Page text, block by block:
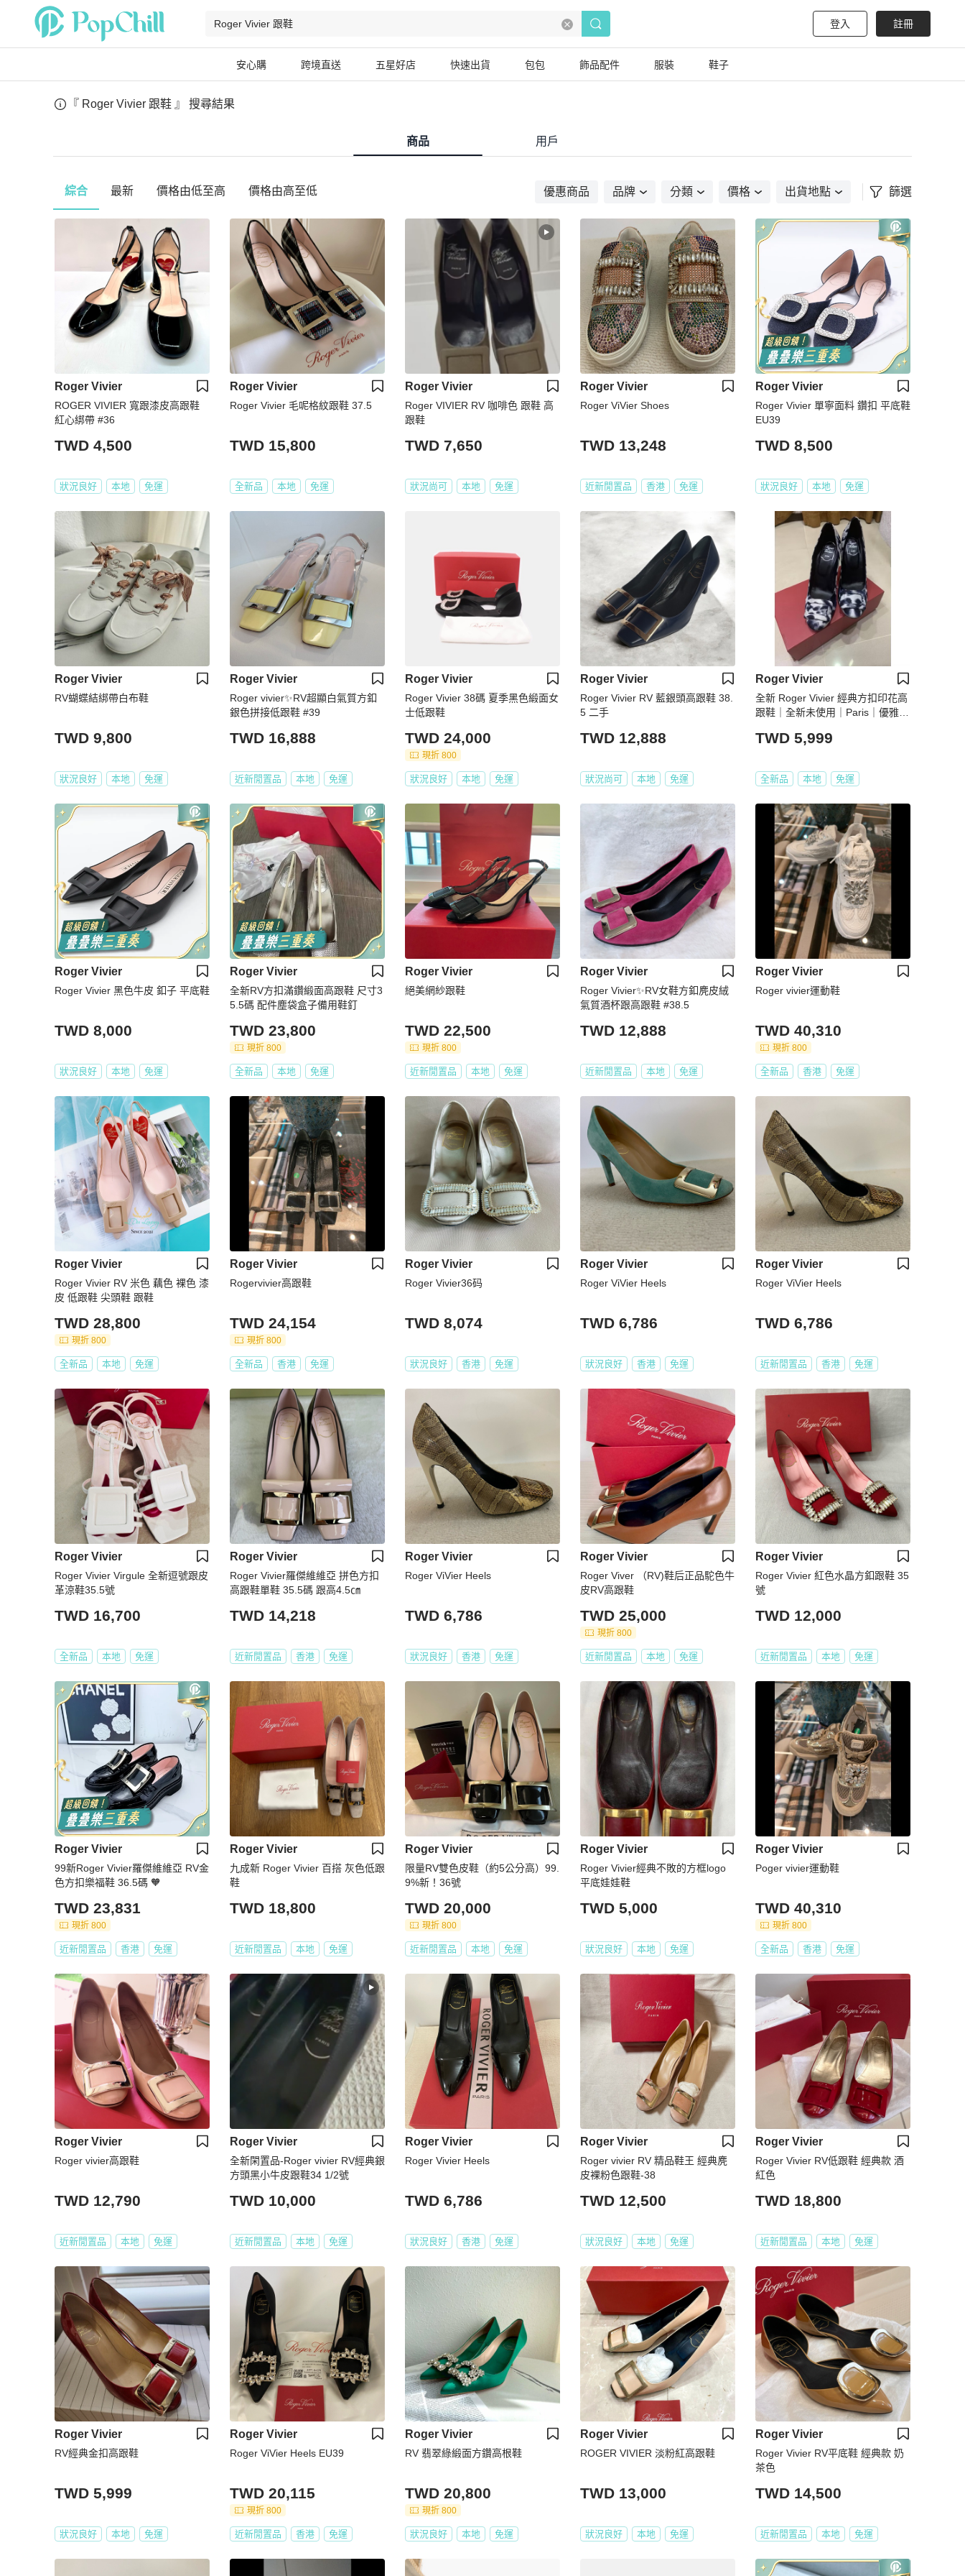
登入 註冊
安心購 跨境直送 五星好店 快速出貨 包包 飾品配件 服裝 鞋子
『 Roger Vivier 跟鞋 』 搜尋結果
商品 用戶
綜合 最新 價格由低至高 價格由高至低 優惠商品 品牌 分類 價格 出貨地點 篩選
Roger Vivier
ROGER VIVIER 寬跟漆皮高跟鞋
紅心綁帶 #36
TWD 4,500
狀況良好 本地 免運
Roger Vivier
Roger Vivier 毛呢格紋跟鞋 37.5
TWD 15,800
全新品 本地 免運
Roger Vivier
Roger VIVIER RV 咖啡色 跟鞋 高
跟鞋
TWD 7,650
狀況尚可 本地 免運
Roger Vivier
Roger ViVier Shoes
TWD 13,248
近新閒置品 香港 免運
Roger Vivier
Roger Vivier 單寧面料 鑽扣 平底鞋
EU39
TWD 8,500
狀況良好 本地 免運
Roger Vivier
RV蝴蝶結綁帶白布鞋
TWD 9,800
狀況良好 本地 免運
Roger Vivier
Roger vivier✨RV超顯白氣質方釦
銀色拼接低跟鞋 #39
TWD 16,888
近新閒置品 本地 免運
Roger Vivier
Roger Vivier 38碼 夏季黑色緞面女
士低跟鞋
TWD 24,000
現折 800
狀況良好 本地 免運
Roger Vivier
Roger Vivier RV 藍銀頭高跟鞋 38.
5 二手
TWD 12,888
狀況尚可 本地 免運
Roger Vivier
全新 Roger Vivier 經典方扣印花高
跟鞋｜全新未使用｜Paris｜優雅氣
TWD 5,999
全新品 本地 免運
Roger Vivier
Roger Vivier 黑色牛皮 釦子 平底鞋
TWD 8,000
狀況良好 本地 免運
Roger Vivier
全新RV方扣滿鑽緞面高跟鞋 尺寸3
5.5碼 配件塵袋盒子備用鞋釘
TWD 23,800
現折 800
全新品 本地 免運
Roger Vivier
絕美網紗跟鞋
TWD 22,500
現折 800
近新閒置品 本地 免運
Roger Vivier
Roger Vivier✨RV女鞋方釦麂皮絨
氣質酒杯跟高跟鞋 #38.5
TWD 12,888
近新閒置品 本地 免運
Roger Vivier
Roger vivier運動鞋
TWD 40,310
現折 800
全新品 香港 免運
Roger Vivier
Roger Vivier RV 米色 藕色 裸色 漆
皮 低跟鞋 尖頭鞋 跟鞋
TWD 28,800
現折 800
全新品 本地 免運
Roger Vivier
Rogervivier高跟鞋
TWD 24,154
現折 800
全新品 香港 免運
Roger Vivier
Roger Vivier36码
TWD 8,074
狀況良好 香港 免運
Roger Vivier
Roger ViVier Heels
TWD 6,786
狀況良好 香港 免運
Roger Vivier
Roger ViVier Heels
TWD 6,786
近新閒置品 香港 免運
Roger Vivier
Roger Vivier Virgule 全新逗號跟皮
革涼鞋35.5號
TWD 16,700
全新品 本地 免運
Roger Vivier
Roger Vivier羅傑維維亞 拼色方扣
高跟鞋單鞋 35.5碼 跟高4.5㎝
TWD 14,218
近新閒置品 香港 免運
Roger Vivier
Roger ViVier Heels
TWD 6,786
狀況良好 香港 免運
Roger Vivier
Roger Viver （RV)鞋后正品駝色牛
皮RV高跟鞋
TWD 25,000
現折 800
近新閒置品 本地 免運
Roger Vivier
Roger Vivier 紅色水晶方釦跟鞋 35
號
TWD 12,000
近新閒置品 本地 免運
Roger Vivier
99新Roger Vivier羅傑維維亞 RV金
色方扣樂福鞋 36.5碼 🧡
TWD 23,831
現折 800
近新閒置品 香港 免運
Roger Vivier
九成新 Roger Vivier 百搭 灰色低跟
鞋
TWD 18,800
近新閒置品 本地 免運
Roger Vivier
限量RV雙色皮鞋（約5公分高）99.
9%新！36號
TWD 20,000
現折 800
近新閒置品 本地 免運
Roger Vivier
Roger Vivier經典不敗的方框logo
平底娃娃鞋
TWD 5,000
狀況良好 本地 免運
Roger Vivier
Poger vivier運動鞋
TWD 40,310
現折 800
全新品 香港 免運
Roger Vivier
Roger vivier高跟鞋
TWD 12,790
近新閒置品 本地 免運
Roger Vivier
全新閑置品-Roger vivier RV經典銀
方頭黑小牛皮跟鞋34 1/2號
TWD 10,000
近新閒置品 本地 免運
Roger Vivier
Roger Vivier Heels
TWD 6,786
狀況良好 香港 免運
Roger Vivier
Roger vivier RV 精品鞋王 經典麂
皮裸粉色跟鞋-38
TWD 12,500
狀況良好 本地 免運
Roger Vivier
Roger Vivier RV低跟鞋 經典款 酒
紅色
TWD 18,800
近新閒置品 本地 免運
Roger Vivier
RV經典金扣高跟鞋
TWD 5,999
狀況良好 本地 免運
Roger Vivier
Roger ViVier Heels EU39
TWD 20,115
現折 800
近新閒置品 香港 免運
Roger Vivier
RV 翡翠綠緞面方鑽高根鞋
TWD 20,800
現折 800
狀況良好 本地 免運
Roger Vivier
ROGER VIVIER 淡粉紅高跟鞋
TWD 13,000
狀況良好 本地 免運
Roger Vivier
Roger Vivier RV平底鞋 經典款 奶
茶色
TWD 14,500
近新閒置品 本地 免運